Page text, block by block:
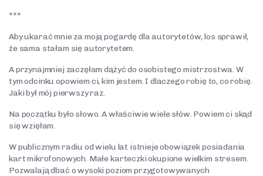
***
Aby ukarać mnie za moją pogardę dla autorytetów, los sprawił,
że sama stałam się autorytetem.
A przynajmniej zaczęłam dążyć do osobistego mistrzostwa. W
tym odcinku opowiem ci, kim jestem. I dlaczego robię to, co robię.
Jaki był mój pierwszy raz.
Na początku było słowo. A właściwie wiele słów. Powiem ci skąd
się wzięłam.
W publicznym radiu od wielu lat istnieje obowiązek posiadania
kart mikrofonowych. Małe karteczki okupione wielkim stresem.
Pozwalają dbać o wysoki poziom przygotowywanych